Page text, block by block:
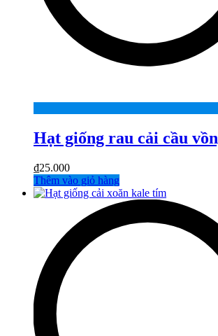
Hạt giống rau cải cầu
₫25.000
Thêm vào giỏ hàng